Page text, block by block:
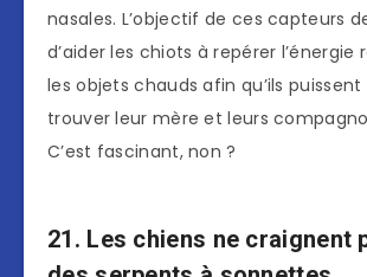
nasales. L’objectif de ces capteurs
d’aider les chiots à repérer l’énergie
les objets chauds afin qu’ils
trouver leur mère et leurs
C’est fascinant, non ?
21. Les chiens ne craignent